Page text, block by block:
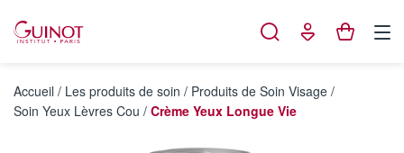
Accueil / Les produits de soin / Produits de Soin Visage /
Soin Yeux Lèvres Cou / Crème Yeux Longue Vie